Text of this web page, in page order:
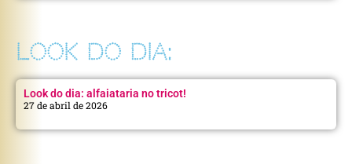
LOOK DO DIA:
Look do dia: alfaiataria no tricot!
27 de abril de 2026